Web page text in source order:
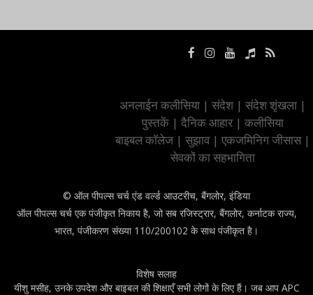
अनलाईन कलीसिया | संदेश | संदेश शृंखला |
पुस्तकें | दैनिक आहार | कलीसिया
बाइबल कॉलेज | सुझाव | एकजमिनिग जीसास |
सेवकों का सहभागिता
© ऑल पीपल्स चर्च एंड वर्ल्ड आउटरीच, बैंगलोर, इंडिया
ऑल पीपल्स चर्च एक पंजीकृत निकाय है, जो सब रजिस्ट्रार, बैंगलोर, कर्नाटक राज्य,
भारत, पंजीकरण संख्या 110/200102 के साथ पंजीकृत है।
विशेष सलाह
यीशु मसीह, उनके उपदेश और बाइबल की शिक्षाएँ सभी लोगों के लिए हैं। जब आप APC